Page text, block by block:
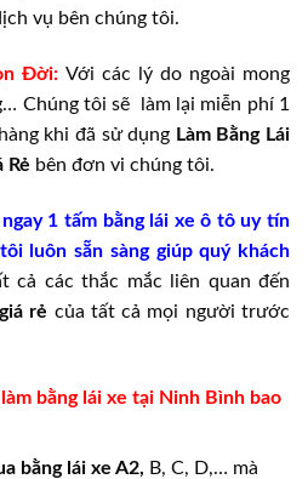
vụ bên chúng tôi.
Đời: Với các lý do ngoài mong
Chúng tôi sẽ làm lại miễn phí 1
khi đã sử dụng Làm Bằng Lái
Rẻ bên đơn vi chúng tôi.
1 tấm bằng lái xe ô tô uy tín
luôn sẵn sàng giúp quý khách
cả các thắc mắc liên quan đến
rẻ của tất cả mọi người trước
bằng lái xe tại Ninh Bình bao
bằng lái xe A2, B, C, D,… mà